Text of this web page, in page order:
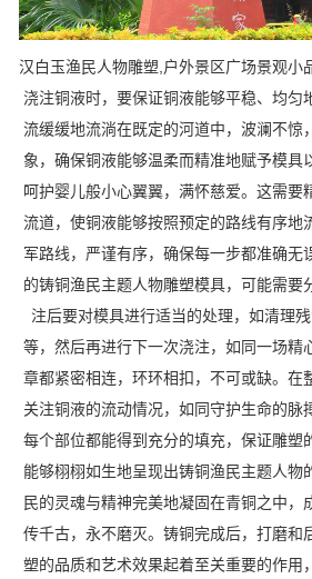
汉白玉渔民人物雕塑,户外景区广场景观小
浇注铜液时，要保证铜液能够平稳、均匀
流缓缓地流淌在既定的河道中，波澜不惊
象，确保铜液能够温柔而精准地赋予模具
呵护婴儿般小心翼翼，满怀慈爱。这需要
流道，使铜液能够按照预定的路线有序地
军路线，严谨有序，确保每一步都准确无
的铸铜渔民主题人物雕塑模具，可能需要
注后要对模具进行适当的处理，如清理
等，然后再进行下一次浇注，如同一场精
章都紧密相连，环环相扣，不可或缺。在
关注铜液的流动情况，如同守护生命的脉
每个部位都能得到充分的填充，保证雕塑
能够栩栩如生地呈现出铸铜渔民主题人物
民的灵魂与精神完美地凝固在青铜之中，
传千古，永不磨灭。铸铜完成后，打磨和
塑的品质和艺术效果起着至关重要的作用